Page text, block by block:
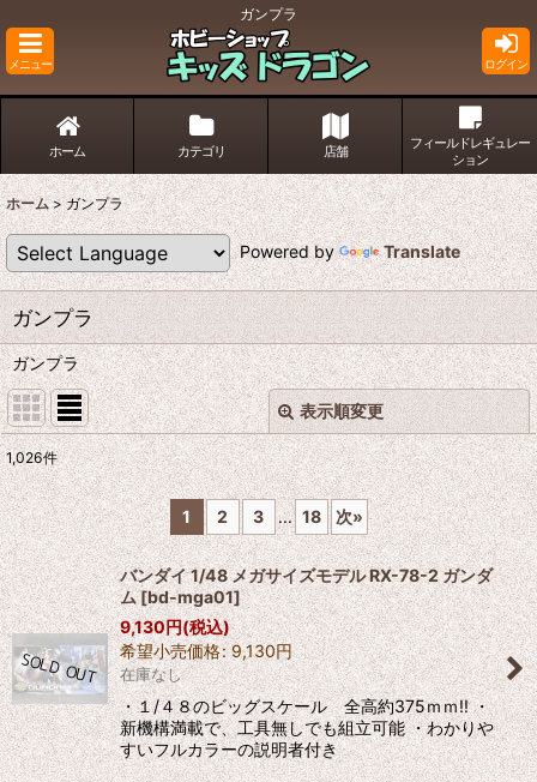
ガンプラ
メニュー ログイン
ホーム カテゴリ 店舗
フィールドレギュレー
ション
ホーム > ガンプラ
Powered by Translate
ガンプラ
ガンプラ
表示順変更
サブカテゴリ:
表示数:
並び順:
絞り込む
閉じる
1,026件
1 2 3 ... 18 次»
バンダイ 1/48 メガサイズモデル RX-78-2 ガンダ
ム[bd-mga01]
9,130円(税込)
希望小売価格: 9,130円
在庫なし
・１/４８のビッグスケール 全高約375ｍｍ!! ・
新機構満載で、工具無しでも組立可能 ・わかりや
すいフルカラーの説明者付き